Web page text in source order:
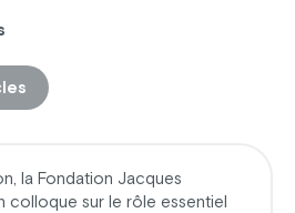
la Fondation Jacques
colloque sur le rôle essentiel